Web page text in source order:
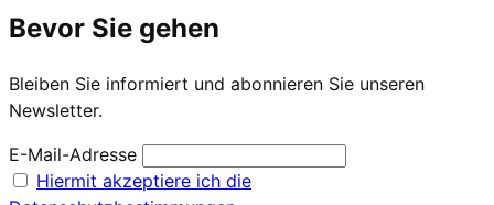
Bevor Sie gehen
Bleiben Sie informiert und abonnieren Sie unseren
Newsletter.
E-Mail-Adresse
Hiermit akzeptiere ich die